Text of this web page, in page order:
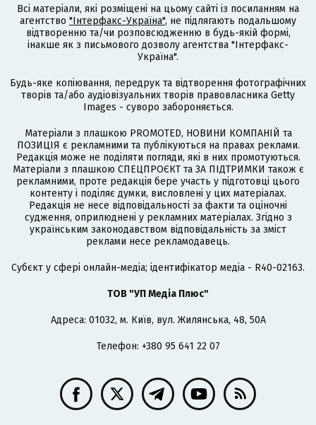
Всі матеріали, які розміщені на цьому сайті із посиланням на
агентство "Інтерфакс-Україна", не підлягають подальшому
відтворенню та/чи розповсюдженню в будь-якій формі,
інакше як з письмового дозволу агентства "Інтерфакс-
Україна".
Будь-яке копіювання, передрук та відтворення фотографічних
творів та/або аудіовізуальних творів правовласника Getty
Images - суворо забороняється.
Матеріали з плашкою PROMOTED, НОВИНИ КОМПАНІЙ та
ПОЗИЦІЯ є рекламними та публікуються на правах реклами.
Редакція може не поділяти погляди, які в них промотуються.
Матеріали з плашкою СПЕЦПРОЄКТ та ЗА ПІДТРИМКИ також є
рекламними, проте редакція бере участь у підготовці цього
контенту і поділяє думки, висловлені у цих матеріалах.
Редакція не несе відповідальності за факти та оціночні
судження, оприлюднені у рекламних матеріалах. Згідно з
українським законодавством відповідальність за зміст
реклами несе рекламодавець.
Cубєкт у сфері онлайн-медіа; ідентифікатор медіа - R40-02163.
ТОВ "УП Медіа Плюс"
Адреса: 01032, м. Київ, вул. Жилянська, 48, 50А
Телефон: +380 95 641 22 07